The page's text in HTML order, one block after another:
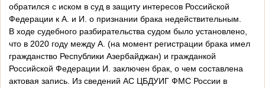
обратился с иском в суд в защиту интересов Российской
Федерации к А. и И. о признании брака недействительным.
В ходе судебного разбирательства судом было установлено,
что в 2020 году между А. (на момент регистрации брака имел
гражданство Республики Азербайджан) и гражданкой
Российской Федерации И. заключен брак, о чем составлена
актовая запись. Из сведений АС ЦБДУИГ ФМС России в